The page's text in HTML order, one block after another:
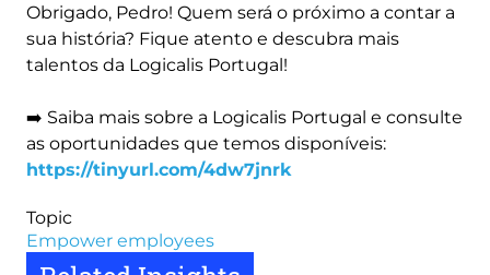
Obrigado, Pedro! Quem será o próximo a contar a
sua história? Fique atento e descubra mais
talentos da Logicalis Portugal!
➡️ Saiba mais sobre a Logicalis Portugal e consulte
as oportunidades que temos disponíveis:
https://tinyurl.com/4dw7jnrk
Topic
Empower employees